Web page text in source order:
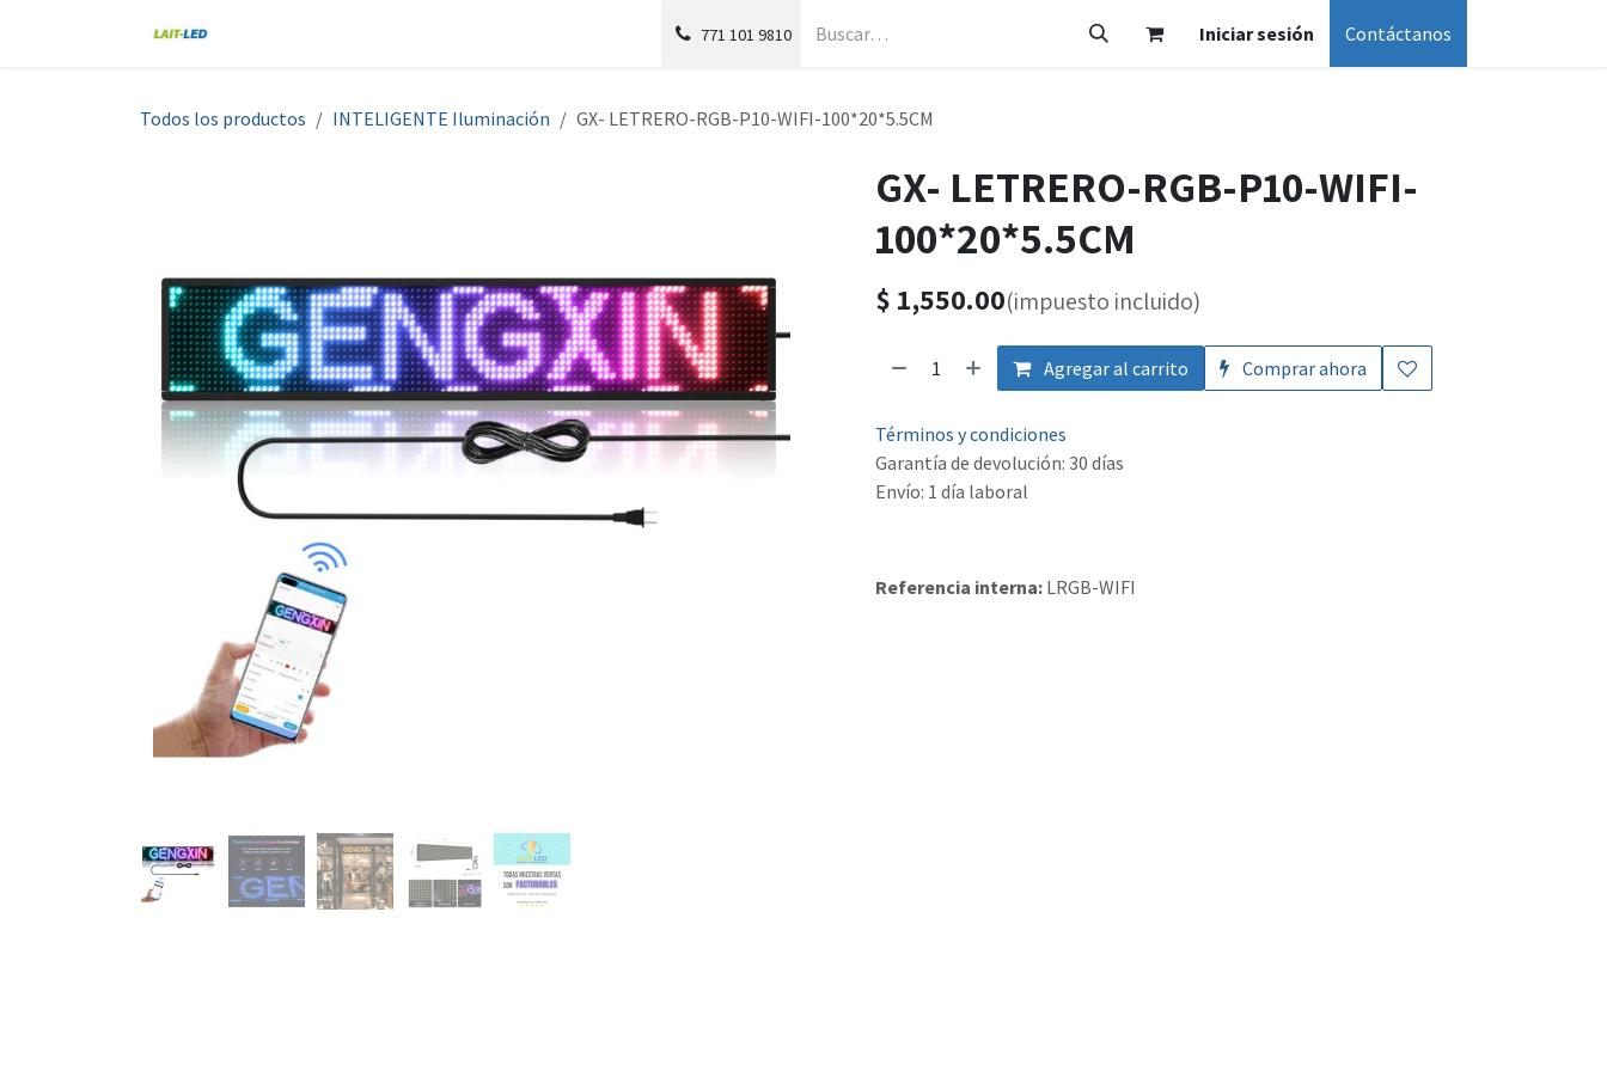
771 101 9810 Iniciar sesión Contáctanos
Todos los productos INTELIGENTE Iluminación GX- LETRERO-RGB-P10-WIFI-100*20*5.5CM
GX- LETRERO-RGB-P10-WIFI-
100*20*5.5CM
$ 1,550.00(impuesto incluido)
Agregar al carrito Comprar ahora
Términos y condiciones
Garantía de devolución: 30 días
Envío: 1 día laboral
Referencia interna: LRGB-WIFI